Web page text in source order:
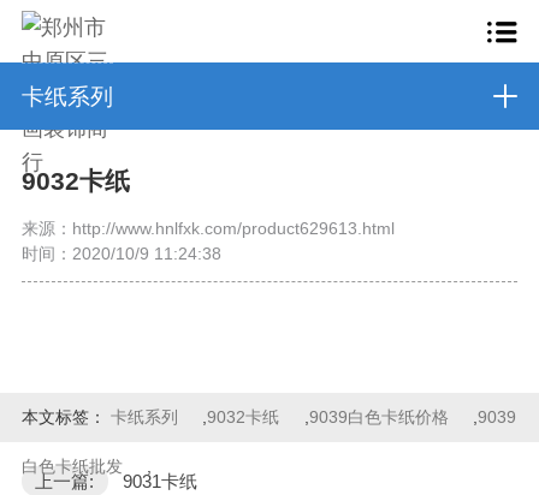
卡纸系列
9032卡纸
来源：http://www.hnlfxk.com/product629613.html
时间：2020/10/9 11:24:38
本文标签： 卡纸系列 ,9032卡纸 9039白色卡纸价格 ,9039
白色卡纸批发
上一篇: 9031卡纸